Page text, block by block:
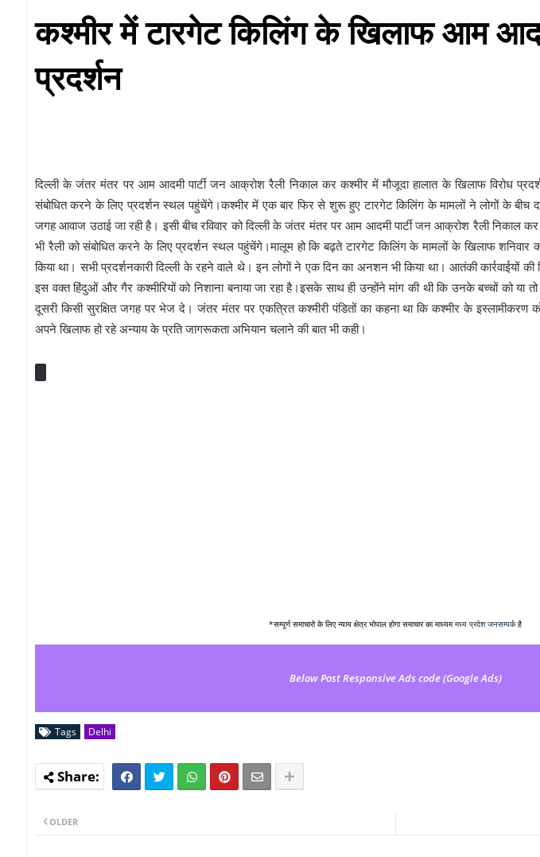
कश्मीर में टारगेट किलिंग के खिलाफ आम
प्रदर्शन
दिल्ली के जंतर मंतर पर आम आदमी पार्टी जन आक्रोश रैली निकाल कर कश्मीर में मौजूदा हालात के खिलाफ विरोध
संबोधित करने के लिए प्रदर्शन स्थल पहुंचेंगे।कश्मीर में एक बार फिर से शुरू हुए टारगेट किलिंग के मामलों ने लोगों के
जगह आवाज उठाई जा रही है। इसी बीच रविवार को दिल्ली के जंतर मंतर पर आम आदमी पार्टी जन आक्रोश रैली निकाल
भी रैली को संबोधित करने के लिए प्रदर्शन स्थल पहुंचेंगे।मालूम हो कि बढ़ते टारगेट किलिंग के मामलों के खिलाफ शनिवार
किया था। सभी प्रदर्शनकारी दिल्ली के रहने वाले थे। इन लोगों ने एक दिन का अनशन भी किया था। आतंकी कार्रवाईयों की
इस वक्त हिंदुओं और गैर कश्मीरियों को निशाना बनाया जा रहा है।इसके साथ ही उन्होंने मांग की थी कि उनके बच्चों को या
दूसरी किसी सुरक्षित जगह पर भेज दे। जंतर मंतर पर एकत्रित कश्मीरी पंडितों का कहना था कि कश्मीर के इस्लामीकरण
अपने खिलाफ हो रहे अन्याय के प्रति जागरूकता अभियान चलाने की बात भी कही।
*सम्पूर्ण समाचारो के लिए न्याय क्षेत्र भोपाल होगा समाचार का माध्यममध्य प्रदेश जनसम्पर्कहै
Below Post Responsive Ads code (Google Ads)
Tags Delhi
OLDER